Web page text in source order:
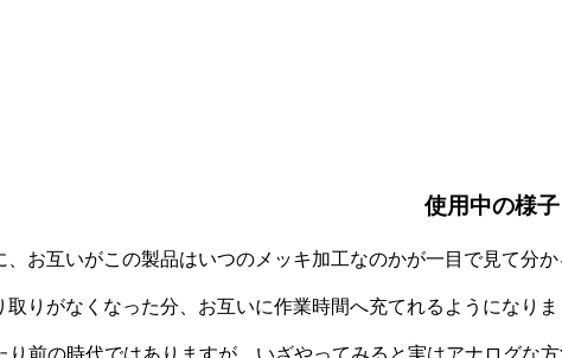
使用中の様子
お互いがこの製品はいつのメッキ加工なのかが一目で見て分か
りがなくなった分、お互いに作業時間へ充てれるようになりま